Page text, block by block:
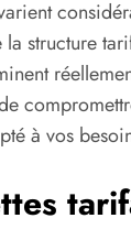
structure
à vos